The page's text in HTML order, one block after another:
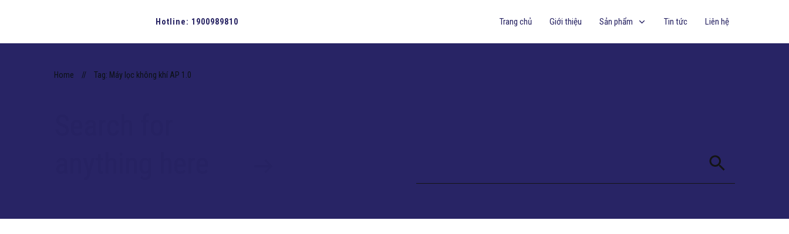
Hotline: 1900989810 Trang chủ Giới thiệu Sản phẩm Tin tức Liên hệ
Home // Tag: Máy lọc không khí AP 1.0